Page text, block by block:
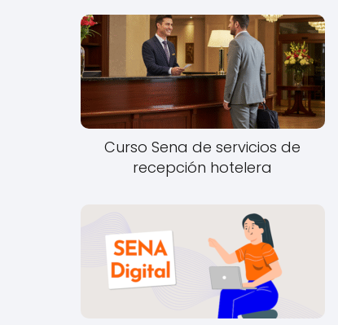
Curso Sena de servicios de
recepción hotelera